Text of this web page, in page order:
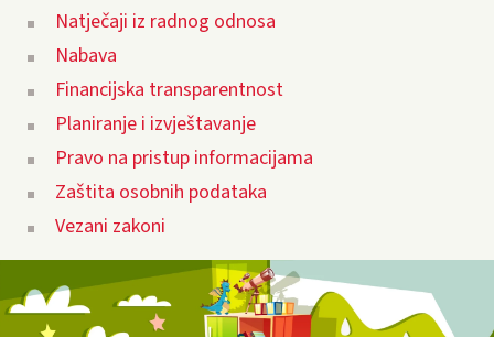
Natječaji iz radnog odnosa
Nabava
Financijska transparentnost
Planiranje i izvještavanje
Pravo na pristup informacijama
Zaštita osobnih podataka
Vezani zakoni